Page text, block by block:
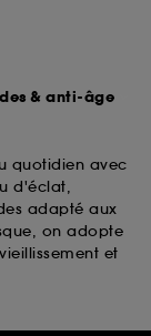
& anti-âge
quotidien avec
d'éclat,
adapté aux
on adopte
et